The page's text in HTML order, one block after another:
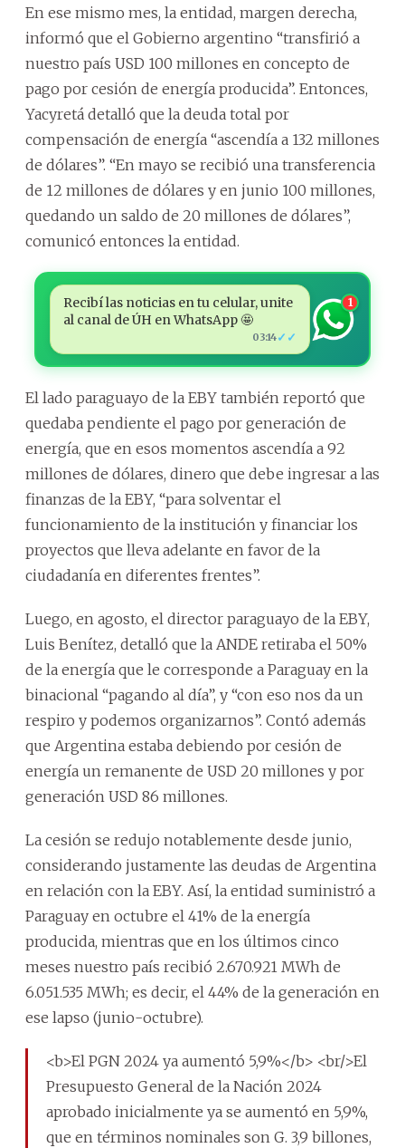
En ese mismo mes, la entidad, margen derecha,
informó que el Gobierno argentino “transfirió a
nuestro país USD 100 millones en concepto de
pago por cesión de energía producida”. Entonces,
Yacyretá detalló que la deuda total por
compensación de energía “ascendía a 132 millones
de dólares”. “En mayo se recibió una transferencia
de 12 millones de dólares y en junio 100 millones,
quedando un saldo de 20 millones de dólares”,
comunicó entonces la entidad.
Recibí las noticias en tu celular, unite
al canal de ÚH en WhatsApp 🤩
03:14✓✓
1
El lado paraguayo de la EBY también reportó que
quedaba pendiente el pago por generación de
energía, que en esos momentos ascendía a 92
millones de dólares, dinero que debe ingresar a las
finanzas de la EBY, “para solventar el
funcionamiento de la institución y financiar los
proyectos que lleva adelante en favor de la
ciudadanía en diferentes frentes”.
Luego, en agosto, el director paraguayo de la EBY,
Luis Benítez, detalló que la ANDE retiraba el 50%
de la energía que le corresponde a Paraguay en la
binacional “pagando al día”, y “con eso nos da un
respiro y podemos organizarnos”. Contó además
que Argentina estaba debiendo por cesión de
energía un remanente de USD 20 millones y por
generación USD 86 millones.
La cesión se redujo notablemente desde junio,
considerando justamente las deudas de Argentina
en relación con la EBY. Así, la entidad suministró a
Paraguay en octubre el 41% de la energía
producida, mientras que en los últimos cinco
meses nuestro país recibió 2.670.921 MWh de
6.051.535 MWh; es decir, el 44% de la generación en
ese lapso (junio-octubre).
<b>El PGN 2024 ya aumentó 5,9%</b> <br/>El
Presupuesto General de la Nación 2024
aprobado inicialmente ya se aumentó en 5,9%,
que en términos nominales son G. 3,9 billones,